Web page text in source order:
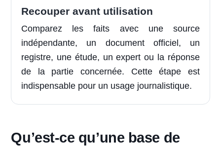
Recouper avant utilisation
Comparez les faits avec une source
indépendante, un document officiel, un
registre, une étude, un expert ou la réponse
de la partie concernée. Cette étape est
indispensable pour un usage journalistique.
Qu’est-ce qu’une base de